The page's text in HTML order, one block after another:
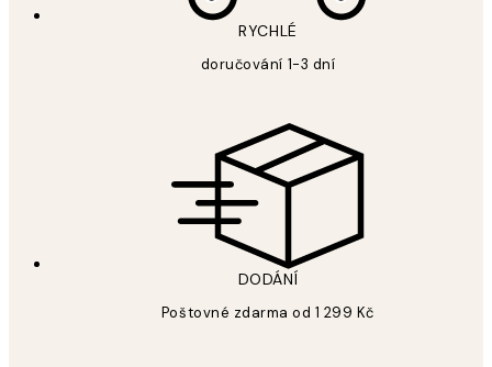
RYCHLÉ
doručování 1-3 dní
DODÁNÍ
Poštovné zdarma od 1 299 Kč